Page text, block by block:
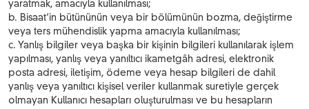
yaratmak, amacıyla kullanılması;
b. Bisaat’in bütününün veya bir bölümünün bozma, değiştirme
veya ters mühendislik yapma amacıyla kullanılması;
c. Yanlış bilgiler veya başka bir kişinin bilgileri kullanılarak işlem
yapılması, yanlış veya yanıltıcı ikametgâh adresi, elektronik
posta adresi, iletişim, ödeme veya hesap bilgileri de dahil
yanlış veya yanıltıcı kişisel veriler kullanmak suretiyle gerçek
olmayan Kullanıcı hesapları oluşturulması ve bu hesapların